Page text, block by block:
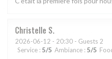
Christelle S
2026-06-12 - 20:30 - Guests 2
Service : 5/5 Ambiance : 5/5